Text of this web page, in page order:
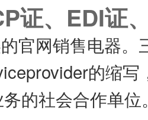
证、EDI证
官网销售电器
的缩写
的社会合作单